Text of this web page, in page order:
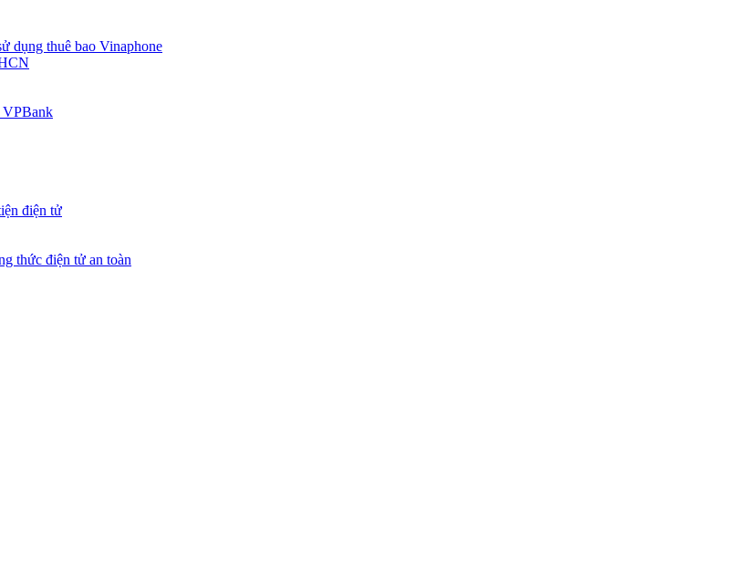
dụng thuê bao Vinaphone
VPBank
điện tử
thức điện tử an toàn